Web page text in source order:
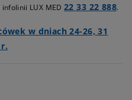
LUX MED 22 33 22 888.
w dniach 24-26, 31